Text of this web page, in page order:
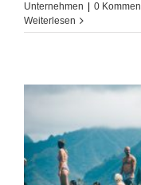
Unternehmen
0
Weiterlesen